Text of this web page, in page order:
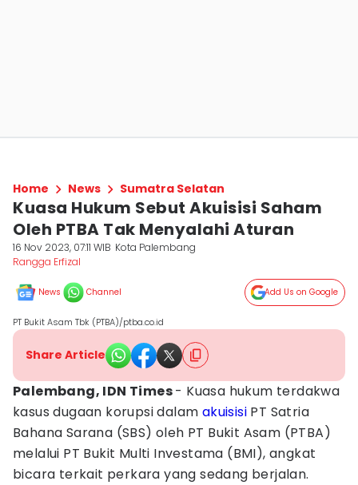
Home News Sumatra Selatan
Kuasa Hukum Sebut Akuisisi Saham
Oleh PTBA Tak Menyalahi Aturan
16 Nov 2023, 07:11 WIB Kota Palembang
Rangga Erfizal
News Channel Add Us on Google
PT Bukit Asam Tbk (PTBA)/ptba.co.id
Share Article
Palembang, IDN Times- Kuasa hukum terdakwa
kasus dugaan korupsi dalam akuisisi PT Satria
Bahana Sarana (SBS) oleh PT Bukit Asam (PTBA)
melalui PT Bukit Multi Investama (BMI), angkat
bicara terkait perkara yang sedang berjalan.